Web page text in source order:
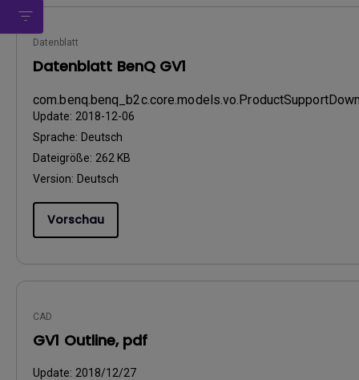
Datenblatt
Datenblatt BenQ GV1
Update: 2018-12-06
Sprache: Deutsch
Dateigröße: 262 KB
Version: Deutsch
Vorschau
CAD
GV1 Outline, pdf
Update: 2018/12/27